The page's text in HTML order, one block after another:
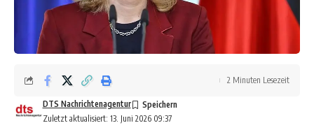
Zuletzt aktualisiert: 13. Juni 2026 09:37
DTS Nachrichtenagentur
2 Minuten Lesezeit